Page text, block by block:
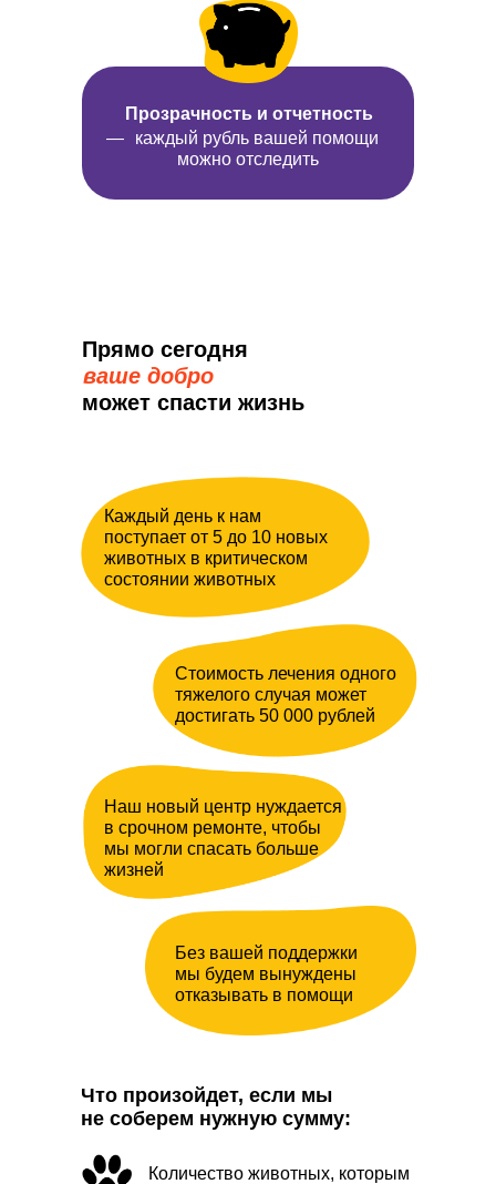
Прозрачность и отчетность
— каждый рубль вашей помощи
можно отследить
Что произойдет, если мы
не соберем нужную сумму:
Без вашей поддержки
мы будем вынуждены
отказывать в помощи
Наш новый центр нуждается
в срочном ремонте, чтобы
мы могли спасать больше
жизней
Стоимость лечения одного
тяжелого случая может
достигать 50 000 рублей
Количество животных, которым
Каждый день к нам
поступает от 5 до 10 новых
животных в критическом
состоянии животных
ваше добро
Прямо сегодня
может спасти жизнь